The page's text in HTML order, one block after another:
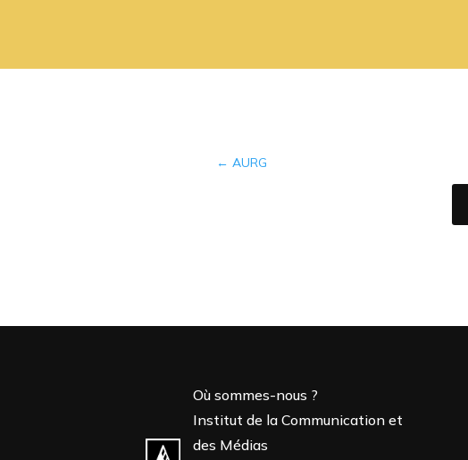
← AURG
Où sommes-nous ?
Institut de la Communication et
des Médias